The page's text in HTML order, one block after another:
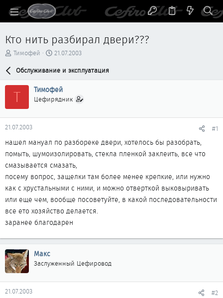
Кто нить разбирал двери???
А
р
м
ы
Тимофей
Д
т
н
а
а
21.07.2003
Обслуживание и эксплуатация
Т Тимофей
Цефирядник
21.07.2003 #1
нашел мануал по разбореке двери, хотелось бы разобрать,
помыть, шумоизолировать, стекла пленкой заклеить, все что
смазывается смазать,
посему вопрос, защелки там более менее крепкие, или нужно
как с хрустальными с ними, и можно отверткой выковыривать
или еще чем, вообще посоветуйте, в какой последовательности
все ето хозяйство делается.
заранее благодарен
Макс
Заслуженный Цефировод
21.07.2003 #2